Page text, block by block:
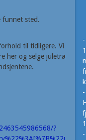
funnet sted.
til tidligere. Vi har
her og selge juletrær,
?
-
-
-